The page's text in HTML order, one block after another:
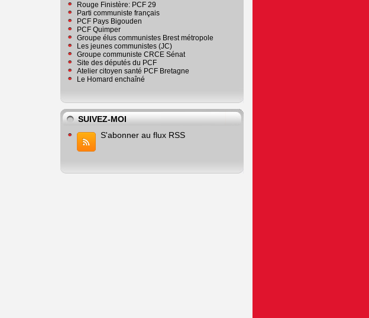
Rouge Finistère: PCF 29
Parti communiste français
PCF Pays Bigouden
PCF Quimper
Groupe élus communistes Brest métropole
Les jeunes communistes (JC)
Groupe communiste CRCE Sénat
Site des députés du PCF
Atelier citoyen santé PCF Bretagne
Le Homard enchaîné
SUIVEZ-MOI
S'abonner au flux RSS